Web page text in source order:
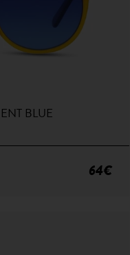
BLUE
64€